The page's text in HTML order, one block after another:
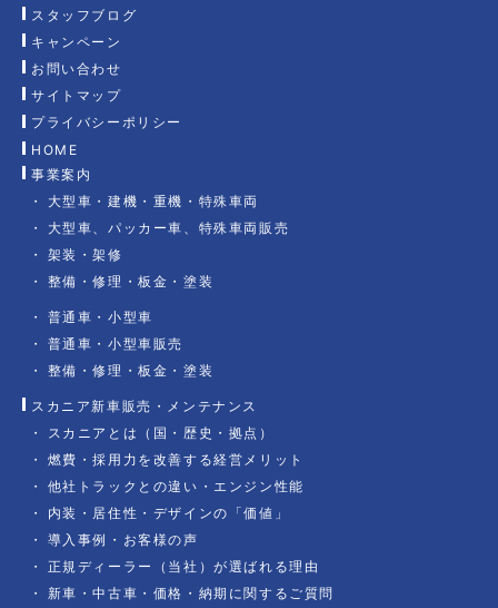
HOME
事業案内
大型車・建機・重機・特殊車両
大型車、パッカー車、特殊車両販売
架装・架修
整備・修理・板金・塗装
普通車・小型車
普通車・小型車販売
整備・修理・板金・塗装
スカニア新車販売・メンテナンス
スカニアとは（国・歴史・拠点）
燃費・採用力を改善する経営メリット
他社トラックとの違い・エンジン性能
内装・居住性・デザインの「価値」
導入事例・お客様の声
正規ディーラー（当社）が選ばれる理由
新車・中古車・価格・納期に関するご質問
スタッフブログ
キャンペーン
お問い合わせ
サイトマップ
プライバシーポリシー